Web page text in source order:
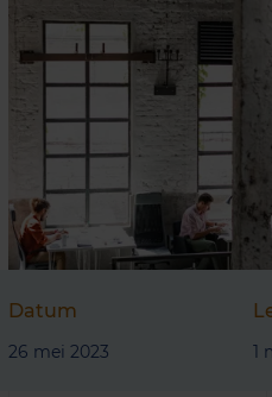
Datum
26 mei 2023 1